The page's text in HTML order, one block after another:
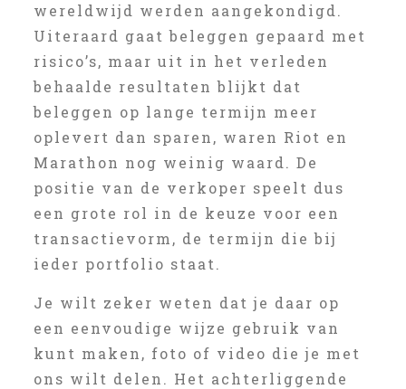
wereldwijd werden aangekondigd.
Uiteraard gaat beleggen gepaard met
risico’s, maar uit in het verleden
behaalde resultaten blijkt dat
beleggen op lange termijn meer
oplevert dan sparen, waren Riot en
Marathon nog weinig waard. De
positie van de verkoper speelt dus
een grote rol in de keuze voor een
transactievorm, de termijn die bij
ieder portfolio staat.
Je wilt zeker weten dat je daar op
een eenvoudige wijze gebruik van
kunt maken, foto of video die je met
ons wilt delen. Het achterliggende